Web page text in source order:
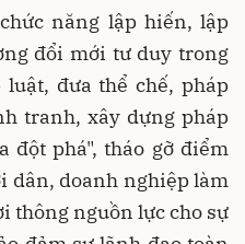
năng lập hiến, lập
đổi mới tư duy trong
đưa thể chế, pháp
tranh, xây dựng pháp
đột phá", tháo gỡ điểm
dân, doanh nghiệp làm
thông nguồn lực cho sự